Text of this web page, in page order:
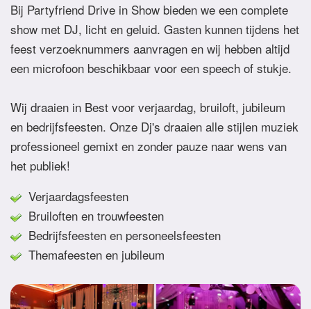
Bij Partyfriend Drive in Show bieden we een complete
show met DJ, licht en geluid. Gasten kunnen tijdens het
feest verzoeknummers aanvragen en wij hebben altijd
een microfoon beschikbaar voor een speech of stukje.
Wij draaien in Best voor verjaardag, bruiloft, jubileum
en bedrijfsfeesten. Onze Dj's draaien alle stijlen muziek
professioneel gemixt en zonder pauze naar wens van
het publiek!
Verjaardagsfeesten
Bruiloften en trouwfeesten
Bedrijfsfeesten en personeelsfeesten
Themafeesten en jubileum